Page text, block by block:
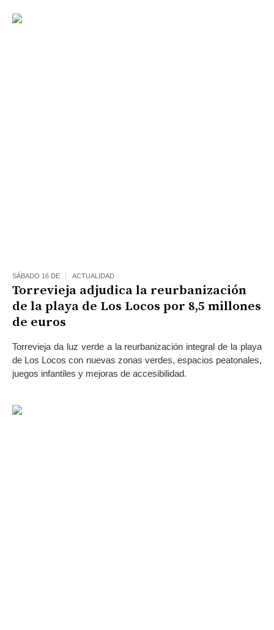
SÁBADO 16 DE ACTUALIDAD
Torrevieja adjudica la reurbanización
de la playa de Los Locos por 8,5 millones
de euros
Torrevieja da luz verde a la reurbanización integral de la playa
de Los Locos con nuevas zonas verdes, espacios peatonales,
juegos infantiles y mejoras de accesibilidad.